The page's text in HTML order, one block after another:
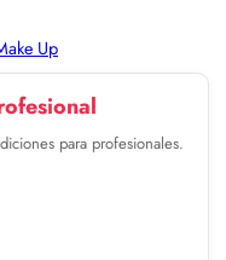
Up
para profesionales.